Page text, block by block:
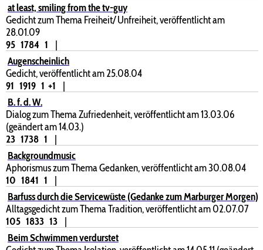
at least, smiling from the tv-guy
Gedicht zum Thema Freiheit/ Unfreiheit, veröffentlicht am
28.01.09
95 1784 1
|
Augenscheinlich
Gedicht, veröffentlicht am 25.08.04
91 1919 1 +1
|
B. f. d. W.
Dialog zum Thema Zufriedenheit, veröffentlicht am 13.03.06
(geändert am 14.03.)
23 1738 1
|
Backgroundmusic
Aphorismus zum Thema Gedanken, veröffentlicht am 30.08.04
10 1841 1
|
Barfuss durch die Servicewüste (Gedanke zum Marburger Morgen)
Alltagsgedicht zum Thema Tradition, veröffentlicht am 02.07.07
105 1833 13
|
Beim Schwimmen verdurstet